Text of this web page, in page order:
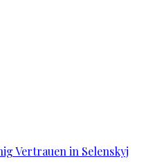
Vertrauen in Selenskyj